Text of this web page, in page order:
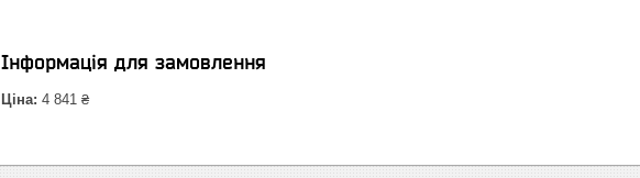
Інформація для замовлення
Ціна: 4 841 ₴